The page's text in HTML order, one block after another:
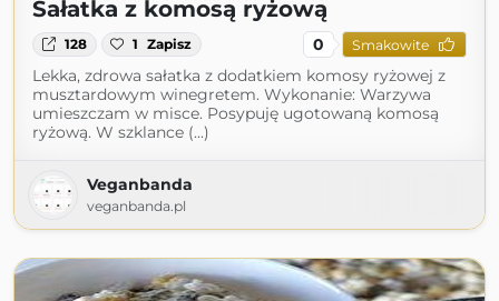
Sałatka z komosą ryżową
128 1 Zapisz 0 Smakowite
Lekka, zdrowa sałatka z dodatkiem komosy ryżowej z
musztardowym winegretem. Wykonanie: Warzywa
umieszczam w misce. Posypuję ugotowaną komosą
ryżową. W szklance (...)
Veganbanda
veganbanda.pl